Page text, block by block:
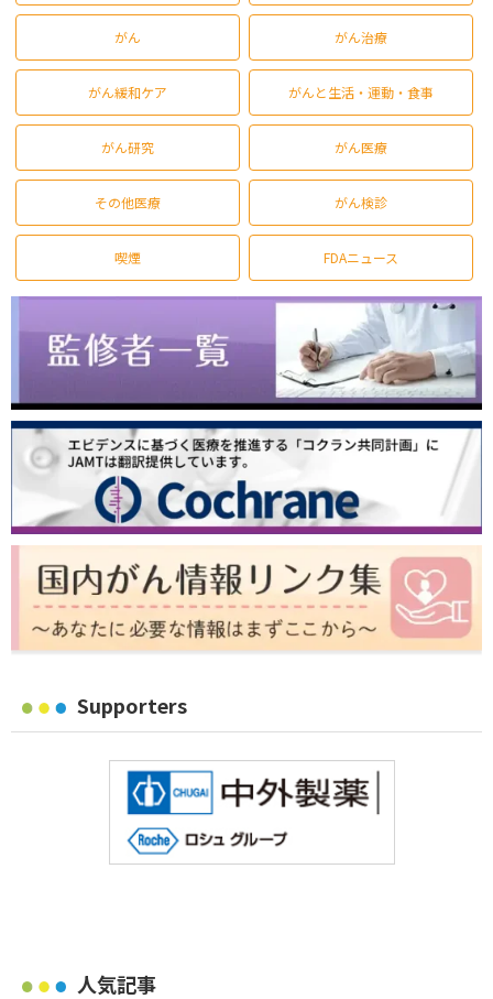
がん がん治療
がん緩和ケア がんと生活・運動・食事
がん研究 がん医療
その他医療 がん検診
喫煙 FDAニュース
Supporters
人気記事